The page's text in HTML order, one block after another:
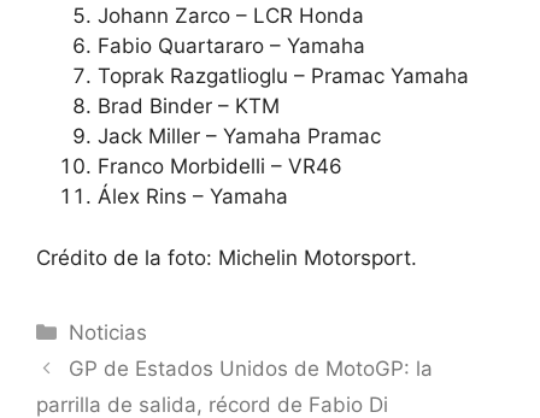
Johann Zarco – LCR Honda
Fabio Quartararo – Yamaha
Toprak Razgatlioglu – Pramac Yamaha
Brad Binder – KTM
Jack Miller – Yamaha Pramac
Franco Morbidelli – VR46
Álex Rins – Yamaha
Crédito de la foto: Michelin Motorsport.
Categorías
Noticias
GP de Estados Unidos de MotoGP: la
parrilla de salida, récord de Fabio Di